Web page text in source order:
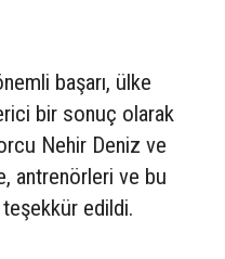
başarı, ülke
bir sonuç olarak
Nehir Deniz ve
antrenörleri ve bu
teşekkür edildi.